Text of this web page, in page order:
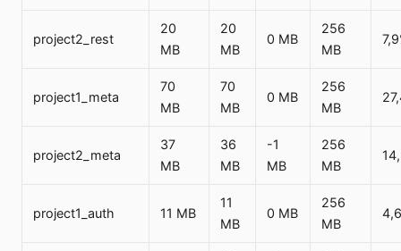
project2_rest
20
MB
20
MB
0 MB
256
MB
project1_meta
70
MB
70
MB
0 MB
256
MB
project2_meta
37
MB
36
MB
-1
MB
256
MB
project1_auth 11 MB
11
MB
0 MB
256
MB